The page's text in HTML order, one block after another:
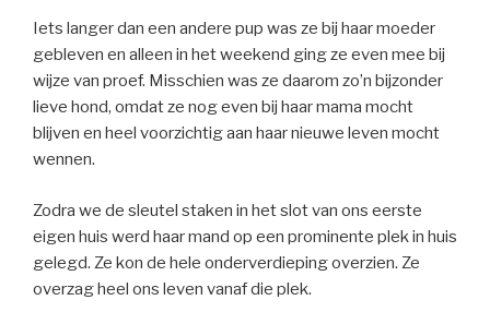
Iets langer dan een andere pup was ze bij haar moeder
gebleven en alleen in het weekend ging ze even mee bij
wijze van proef. Misschien was ze daarom zo’n bijzonder
lieve hond, omdat ze nog even bij haar mama mocht
blijven en heel voorzichtig aan haar nieuwe leven mocht
wennen.
Zodra we de sleutel staken in het slot van ons eerste
eigen huis werd haar mand op een prominente plek in huis
gelegd. Ze kon de hele onderverdieping overzien. Ze
overzag heel ons leven vanaf die plek.